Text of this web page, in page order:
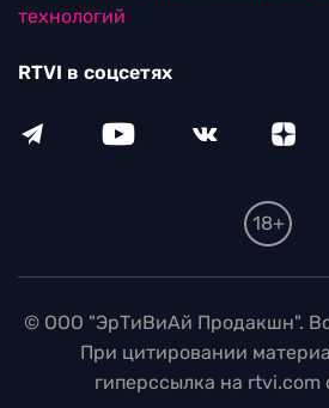
технологий
RTVI в соцсетях
18+
© ООО "ЭрТиВиАй Продакшн".
При цитировании
гиперссылка на rtvi.com